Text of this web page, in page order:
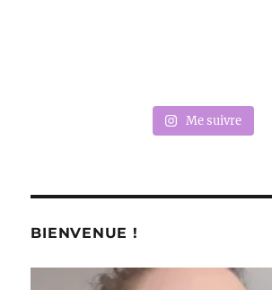
Me suivre
BIENVENUE !